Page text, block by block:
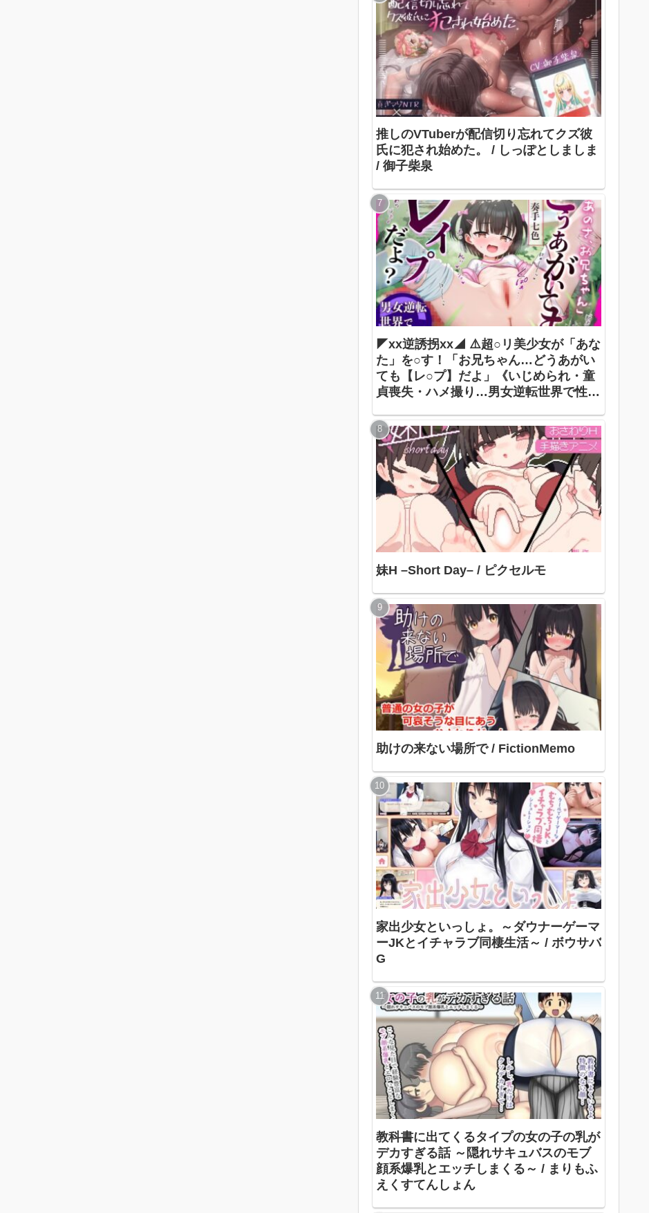
推しのVTuberが配信切り忘れてクズ彼
氏に犯され始めた。 / しっぽとしましま
/ 御子柴泉
◤xx逆誘拐xx◢ ⚠️超○リ美少女が「あな
た」を○す！「お兄ちゃん…どうあがい
ても【レ○プ】だよ」《いじめられ・童
貞喪失・ハメ撮り…男女逆転世界で性犯
色
妹H –Short Day– / ピクセルモ
助けの来ない場所で / FictionMemo
家出少女といっしょ。～ダウナーゲーマ
ーJKとイチャラブ同棲生活～ / ボウサバ
G
教科書に出てくるタイプの女の子の乳が
デカすぎる話 ～隠れサキュバスのモブ
顔系爆乳とエッチしまくる～ / まりもふ
えくすてんしょん